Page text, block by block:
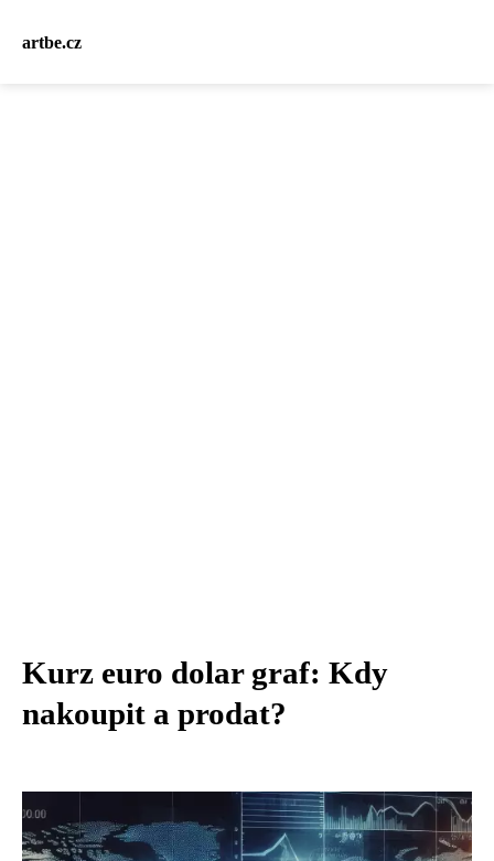
artbe.cz
Kurz euro dolar graf: Kdy
nakoupit a prodat?